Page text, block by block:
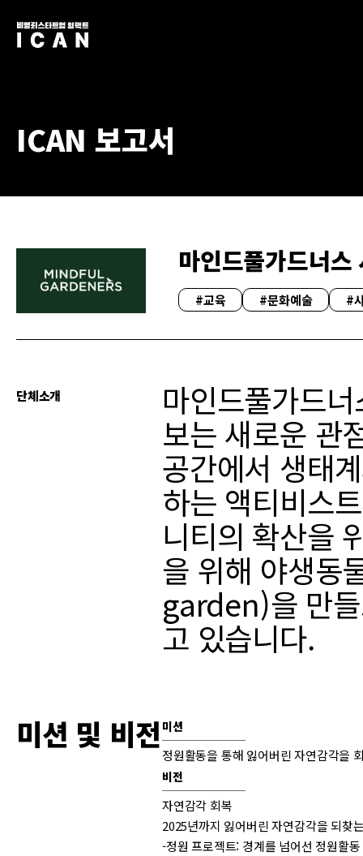
ICAN 보고서
마인드풀가드너
#교육 #문화예술 #
단체소개 마인드풀가드
보는 새로운 관
공간에서 생태
하는 액티비스
니티의 확산을
을 위해 야생동
garden)을 만
고 있습니다.
미션 및 비전 미션
정원활동을 통해 잃어버린 자연감각을
비전
자연감각 회복
2025년까지 잃어버린 자연감각을 되찾
-정원 프로젝트: 경계를 넘어선 정원활